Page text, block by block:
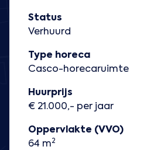
Status
Verhuurd
Type horeca
Casco-horecaruimte
Huurprijs
€ 21.000,- per jaar
Oppervlakte (VVO)
64 m2